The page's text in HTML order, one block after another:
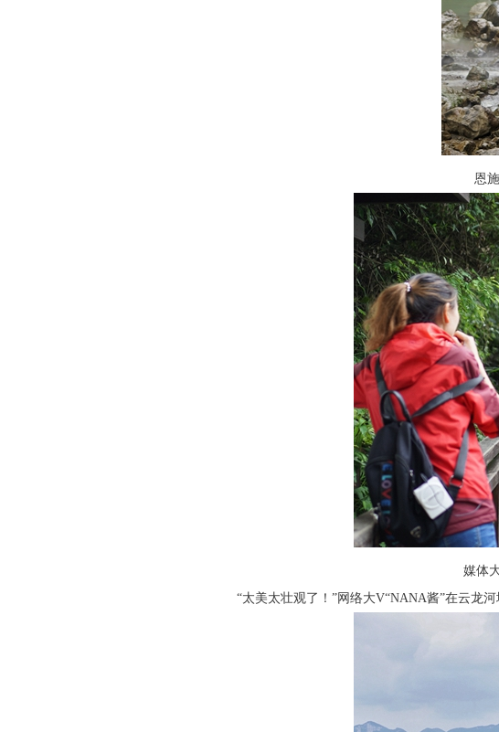
恩
媒体
“太美太壮观了！”网络大V“NANA酱”在云龙河